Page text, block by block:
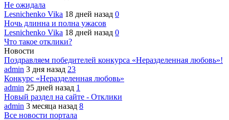
Не ожидала
Lesnichenko Vika 18 дней назад 0
Ночь длинна и полна ужасов
Lesnichenko Vika 18 дней назад 0
Что такое отклики?
Новости
Поздравляем победителей конкурса «Неразделенная любовь»!
admin 3 дня назад 23
Конкурс «Неразделенная любовь»
admin 25 дней назад 1
Новый раздел на сайте - Отклики
admin 3 месяца назад 8
Все новости портала